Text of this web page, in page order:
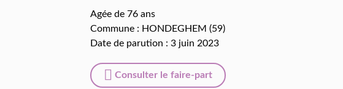
Agée de 76 ans
Commune : HONDEGHEM (59)
Date de parution : 3 juin 2023
Consulter le faire-part